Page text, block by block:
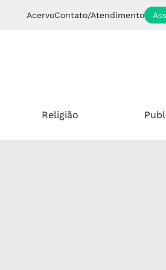
AcervoContato/Atendimento
Religião